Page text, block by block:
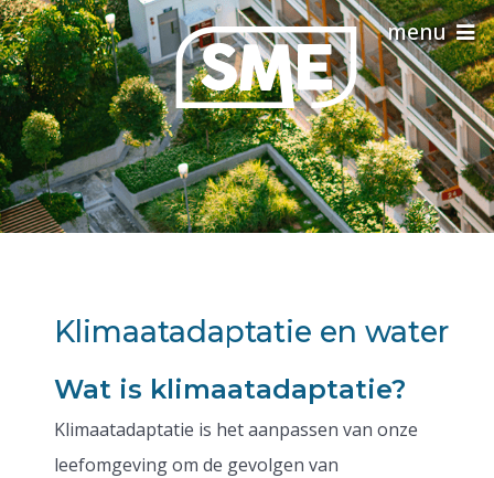
Klimaatadaptatie en water
Wat is klimaatadaptatie?
Klimaatadaptatie is het aanpassen van onze
leefomgeving om de gevolgen van